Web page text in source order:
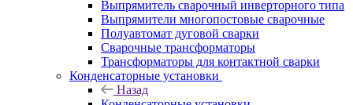
Выпрямитель сварочный инверторного типа
Выпрямители многопостовые сварочные
Полуавтомат дуговой сварки
Сварочные трансформаторы
Трансформаторы для контактной сварки
Конденсаторные установки
Назад